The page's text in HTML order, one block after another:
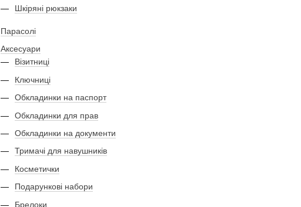
Шкіряні рюкзаки
Парасолі
Аксесуари
Візитниці
Ключниці
Обкладинки на паспорт
Обкладинки для прав
Обкладинки на документи
Тримачі для навушників
Косметички
Подарункові набори
Брелоки